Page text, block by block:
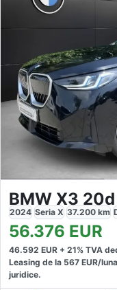
BMW X3
2024 Seria X 37.200 km
56.376 EUR
46.592 EUR + 21% TVA
Leasing de la 567 EUR/luna
juridice.